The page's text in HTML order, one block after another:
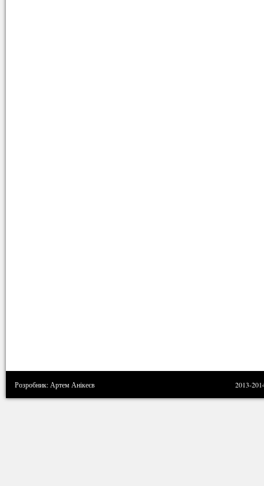
Розробник: Артем Анікеєв 2013-